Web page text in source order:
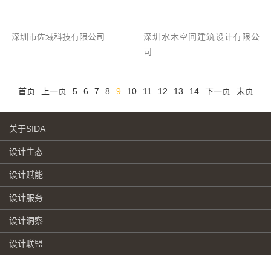
深圳市佐域科技有限公司
深圳水木空间建筑设计有限公
司
首页 上一页 5 6 7 8 9 10 11 12 13 14 下一页 末页
关于SIDA
设计生态
设计赋能
设计服务
设计洞察
设计联盟